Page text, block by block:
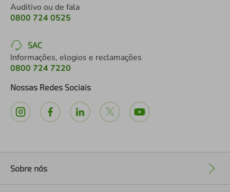
Auditivo ou de fala
0800 724 0525
SAC
Informações, elogios e reclamações
0800 724 7220
Nossas Redes Sociais
Sobre nós